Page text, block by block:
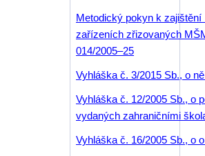
Metodický pokyn k
zařízeních zřizovaných
014/2005–25
Vyhláška č. 3/2015 Sb., o
Vyhláška č. 12/2005 Sb., o
vydaných zahraničními
Vyhláška č. 16/2005 Sb., o